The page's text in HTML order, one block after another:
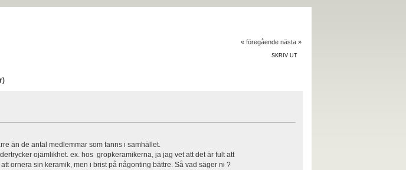
« föregående nästa »
SKRIV UT
än de antal medlemmar som fanns i samhället.
ojämlikhet. ex. hos gropkeramikerna, ja jag vet att det är fult att
ornera sin keramik, men i brist på någonting bättre. Så vad säger ni ?